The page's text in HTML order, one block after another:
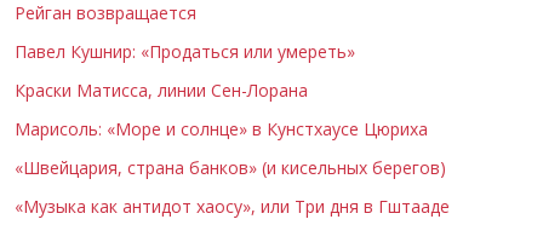
Рейган возвращается
Павел Кушнир: «Продаться или умереть»
Краски Матисса, линии Сен-Лорана
Марисоль: «Море и солнце» в Кунстхаусе Цюриха
«Швейцария, страна банков» (и кисельных берегов)
«Музыка как антидот хаосу», или Три дня в Гштааде